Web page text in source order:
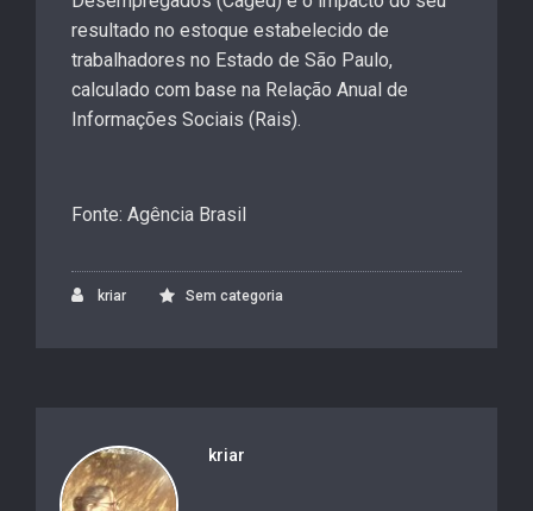
resultado no estoque estabelecido de
trabalhadores no Estado de São Paulo,
calculado com base na Relação Anual de
Informações Sociais (Rais).
Fonte: Agência Brasil
kriar Sem categoria
kriar